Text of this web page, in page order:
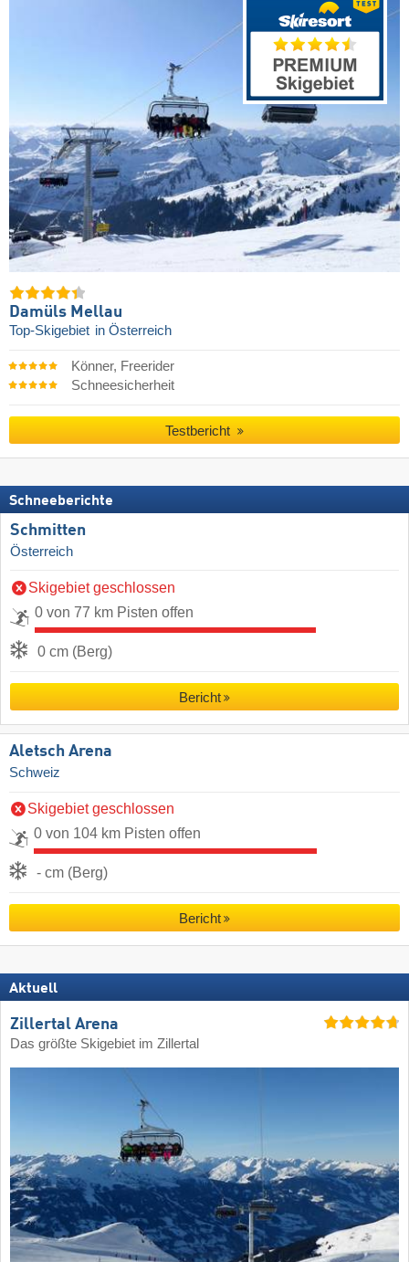
Damüls Mellau
Top-Skigebiet in Österreich
Könner, Freerider
Schneesicherheit
Testbericht
Schneeberichte
Schmitten
Österreich
Skigebiet geschlossen
0 von 77 km Pisten offen
0 cm (Berg)
Bericht
Aletsch Arena
Schweiz
Skigebiet geschlossen
0 von 104 km Pisten offen
- cm (Berg)
Bericht
Aktuell
Zillertal Arena
Das größte Skigebiet im Zillertal